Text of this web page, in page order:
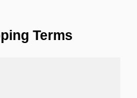
Terms